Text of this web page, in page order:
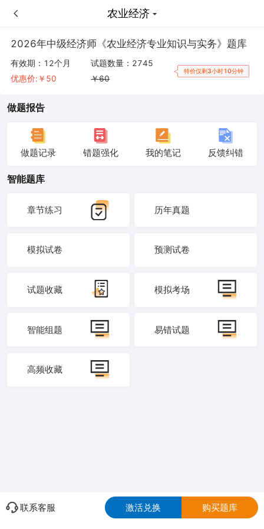
农业经济
农业经济
2026年中级经济师《农业经济专业知识与实务》题库
有效期： 12个月
优惠价:￥ 50
试题数量： 2745
￥60
特价仅剩3小时10分钟
做题报告
做题记录 错题强化 我的笔记 反馈纠错
智能题库
章节练习 历年真题
模拟试卷 预测试卷
试题收藏 模拟考场
智能组题 易错试题
高频收藏
联系客服 激活兑换 购买题库